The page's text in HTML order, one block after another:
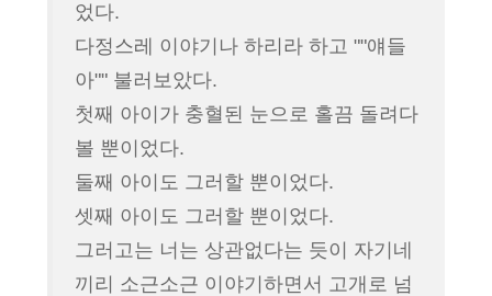
었다.
다정스레 이야기나 하리라 하고 ""얘들
아"" 불러보았다.
첫째 아이가 충혈된 눈으로 홀끔 돌려다
볼 뿐이었다.
둘째 아이도 그러할 뿐이었다.
셋째 아이도 그러할 뿐이었다.
그러고는 너는 상관없다는 듯이 자기네
끼리 소근소근 이야기하면서 고개로 넘